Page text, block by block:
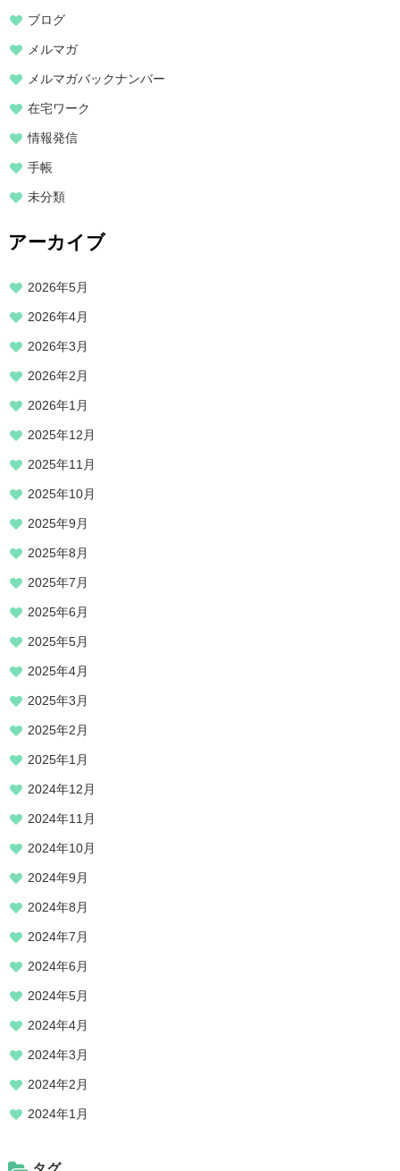
ブログ
メルマガ
メルマガバックナンバー
在宅ワーク
情報発信
手帳
未分類
アーカイブ
2026年5月
2026年4月
2026年3月
2026年2月
2026年1月
2025年12月
2025年11月
2025年10月
2025年9月
2025年8月
2025年7月
2025年6月
2025年5月
2025年4月
2025年3月
2025年2月
2025年1月
2024年12月
2024年11月
2024年10月
2024年9月
2024年8月
2024年7月
2024年6月
2024年5月
2024年4月
2024年3月
2024年2月
2024年1月